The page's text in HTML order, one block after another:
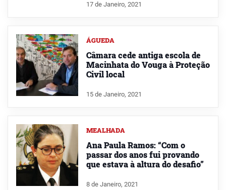
17 de Janeiro, 2021
ÁGUEDA
Câmara cede antiga escola de
Macinhata do Vouga à Proteção
Civil local
15 de Janeiro, 2021
MEALHADA
Ana Paula Ramos: “Com o
passar dos anos fui provando
que estava à altura do desafio”
8 de Janeiro, 2021